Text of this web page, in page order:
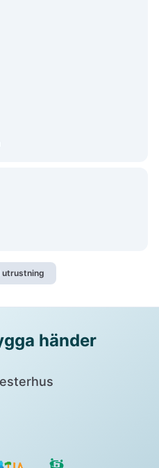
utrustning
händer